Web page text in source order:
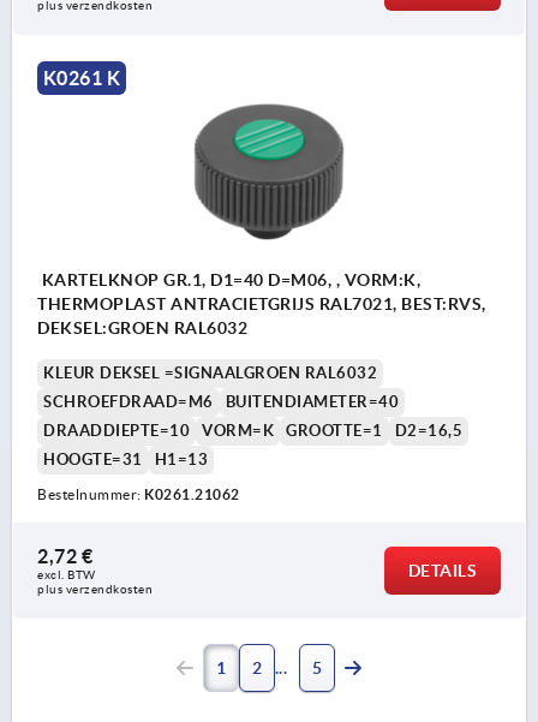
plus verzendkosten
K0261 K
KARTELKNOP GR.1, D1=40 D=M06, , VORM:K,
THERMOPLAST ANTRACIETGRIJS RAL7021, BEST:RVS,
DEKSEL:GROEN RAL6032
KLEUR DEKSEL =SIGNAALGROEN RAL6032
SCHROEFDRAAD=M6
BUITENDIAMETER=40
DRAADDIEPTE=10
VORM=K GROOTTE=1
D2=16,5
HOOGTE=31
H1=13
Bestelnummer: K0261.21062
2,72 €
excl. BTW
plus verzendkosten
DETAILS
1 2 5